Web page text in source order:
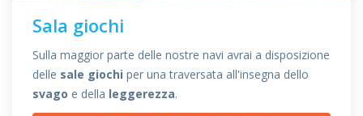
Sala giochi
Sulla maggior parte delle nostre navi avrai a disposizione
delle sale giochi per una traversata all'insegna dello
svago e della leggerezza.